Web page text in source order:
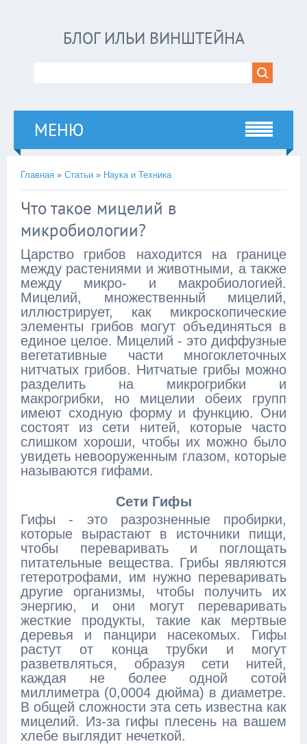
БЛОГ ИЛЬИ ВИНШТЕЙНА
МЕНЮ
Главная » Статьи » Наука и Техника
Что такое мицелий в
микробиологии?
Царство грибов находится на границе
между растениями и животными, а также
между микро- и макробиологией.
Мицелий, множественный мицелий,
иллюстрирует, как микроскопические
элементы грибов могут объединяться в
единое целое. Мицелий - это диффузные
вегетативные части многоклеточных
нитчатых грибов. Нитчатые грибы можно
разделить на микрогрибки и
макрогрибки, но мицелии обеих групп
имеют сходную форму и функцию. Они
состоят из сети нитей, которые часто
слишком хороши, чтобы их можно было
увидеть невооруженным глазом, которые
называются гифами.
Сети Гифы
Гифы - это разрозненные пробирки,
которые вырастают в источники пищи,
чтобы переваривать и поглощать
питательные вещества. Грибы являются
гетеротрофами, им нужно переваривать
другие организмы, чтобы получить их
энергию, и они могут переваривать
жесткие продукты, такие как мертвые
деревья и панцири насекомых. Гифы
растут от конца трубки и могут
разветвляться, образуя сети нитей,
каждая не более одной сотой
миллиметра (0,0004 дюйма) в диаметре.
В общей сложности эта сеть известна как
мицелий. Из-за гифы плесень на вашем
хлебе выглядит нечеткой.